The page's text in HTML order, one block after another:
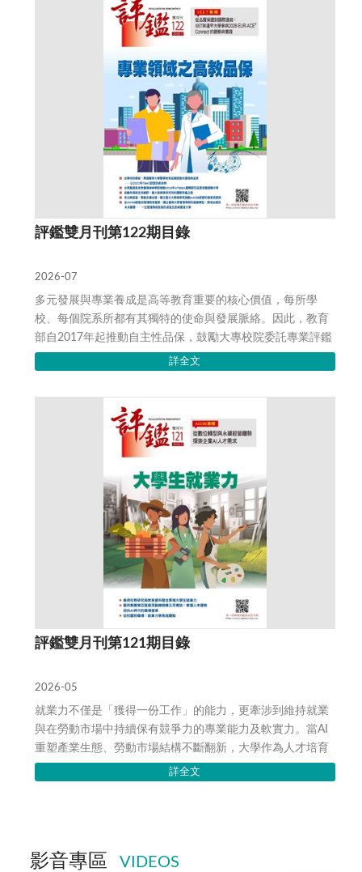
評鑑雙月刊第122期目錄
2026-07
多元發展與專業養成是高等教育重要的核心價值，每所學
校、每個院系所都有其獨特的使命與發展脈絡。因此，教育
部自2017年起推動自主性品保，鼓勵大專校院委託專業評鑑
機構或自行辦理評鑑，在大學自主的精神下，發...
詳全文
評鑑雙月刊第121期目錄
2026-05
就業力不僅是「獲得一份工作」的能力，更牽涉到維持就業
與在勞動市場中持續保有競爭力的專業能力及軟實力。當AI
重塑產業生態、勞動市場結構不斷翻新，大學作為人才培育
的重要基地，該如何厚植學生的就業力，使...
詳全文
影音專區 VIDEOS